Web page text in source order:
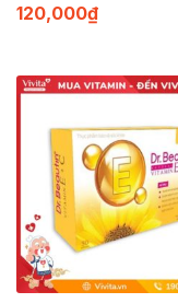
120,000₫